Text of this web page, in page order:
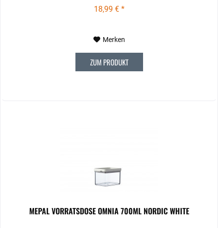
18,99 € *
Merken
ZUM PRODUKT
MEPAL VORRATSDOSE OMNIA 700ML NORDIC WHITE